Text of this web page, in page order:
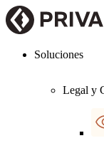
Soluciones
Legal y